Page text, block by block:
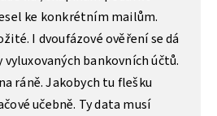
ke konkrétním mailům.
I dvoufázové ověření se dá
bankovních účtů.
ráně. Jakobych tu flešku
učebně. Ty data musí